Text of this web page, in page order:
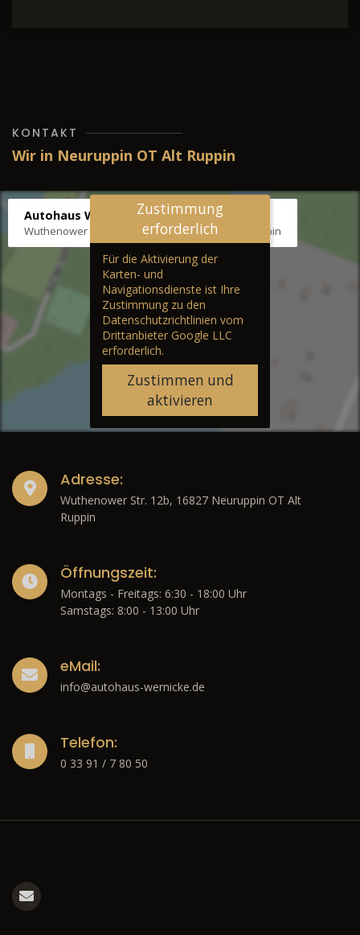
KONTAKT
Wir in Neuruppin OT Alt Ruppin
Autohaus Wernicke
Wuthenower Str. 12b, 16827 Neuruppin OT Alt Ruppin
Zustimmung
erforderlich
Für die Aktivierung der
Karten- und
Navigationsdienste ist Ihre
Zustimmung zu den
Datenschutzrichtlinien vom
Drittanbieter Google LLC
erforderlich.
Zustimmen und
aktivieren
Adresse:
Wuthenower Str. 12b, 16827 Neuruppin OT Alt
Ruppin
Öffnungszeit:
Montags - Freitags: 6:30 - 18:00 Uhr
Samstags: 8:00 - 13:00 Uhr
eMail:
info@autohaus-wernicke.de
Telefon:
0 33 91 / 7 80 50